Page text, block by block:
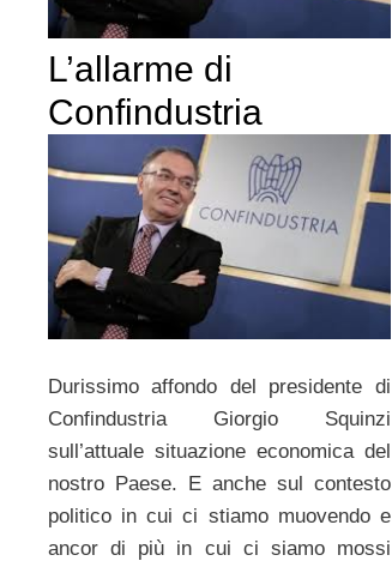
L’allarme di
Confindustria
Durissimo affondo del presidente di
Confindustria Giorgio Squinzi
sull’attuale situazione economica del
nostro Paese. E anche sul contesto
politico in cui ci stiamo muovendo e
ancor di più in cui ci siamo mossi